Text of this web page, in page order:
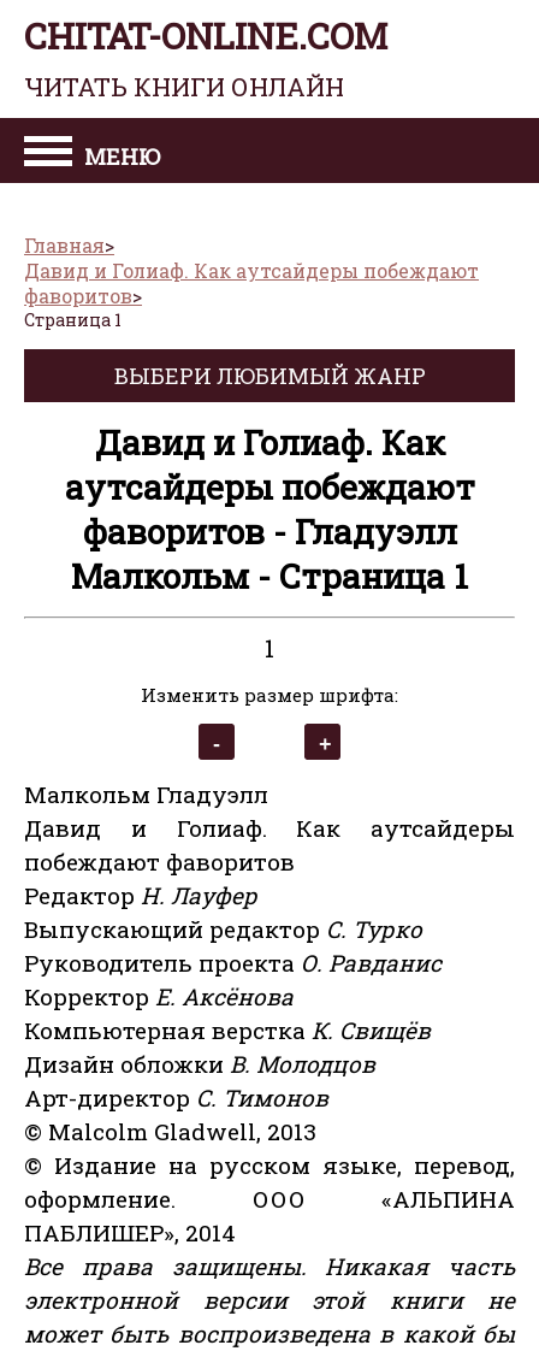
CHITAT-ONLINE.COM
ЧИТАТЬ КНИГИ ОНЛАЙН
МЕНЮ
Главная
Давид и Голиаф. Как аутсайдеры побеждают
фаворитов
Страница 1
ВЫБЕРИ ЛЮБИМЫЙ ЖАНР
Давид и Голиаф. Как
аутсайдеры побеждают
фаворитов - Гладуэлл
Малкольм - Страница 1
1
Изменить размер шрифта:
Малкольм Гладуэлл
Давид и Голиаф. Как аутсайдеры
побеждают фаворитов
Редактор Н. Лауфер
Выпускающий редактор С. Турко
Руководитель проекта О. Равданис
Корректор Е. Аксёнова
Компьютерная верстка К. Свищёв
Дизайн обложки В. Молодцов
Арт-директор С. Тимонов
© Malcolm Gladwell, 2013
© Издание на русском языке, перевод,
оформление. ООО «АЛЬПИНА
ПАБЛИШЕР», 2014
Все права защищены. Никакая часть
электронной версии этой книги не
может быть воспроизведена в какой бы